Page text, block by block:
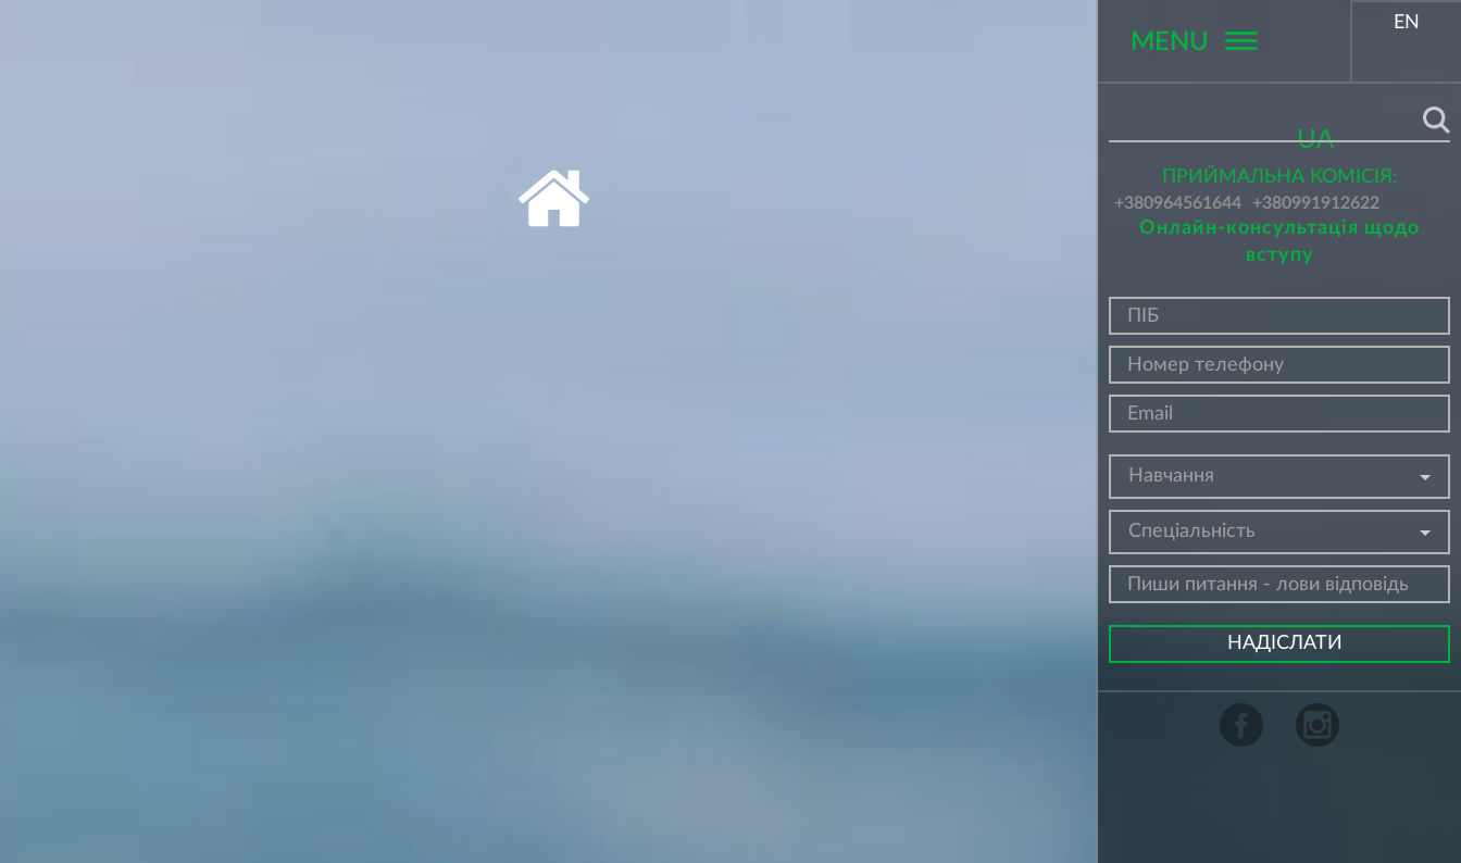
MENU
UA
EN
ПРИЙМАЛЬНА КОМІСІЯ:
+380964561644 +380991912622
Онлайн-консультація щодо
вступу
Навчання
Спеціальність